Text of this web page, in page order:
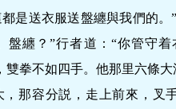
是送衣服送盤纏與我們的
盤纏？”行者道：“你管守
雙拳不如四手。他那里六條
，那容分説，走上前來，叉